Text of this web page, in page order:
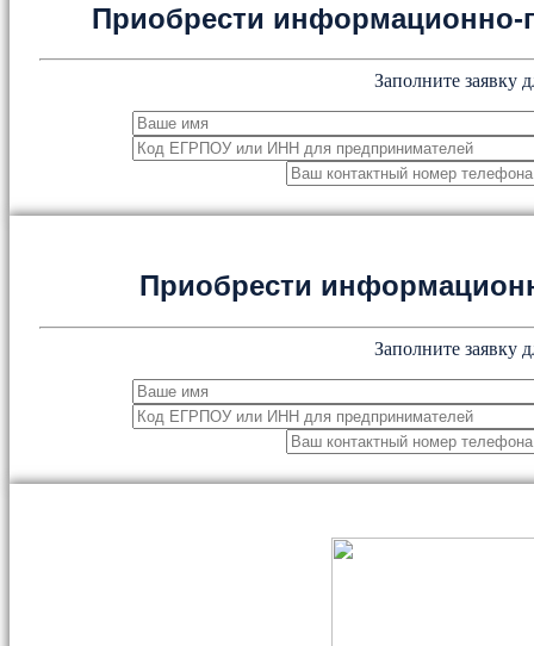
Приобрести
Заполните заявку
Приобрести
Заполните заявку